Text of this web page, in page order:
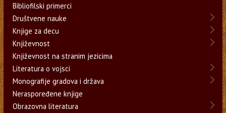
Bibliofilski primerci
Društvene nauke
Knjige za decu
Književnost
Književnost na stranim jezicima
Literatura o vojsci
Monografije gradova i država
Neraspoređene knjige
Obrazovna literatura